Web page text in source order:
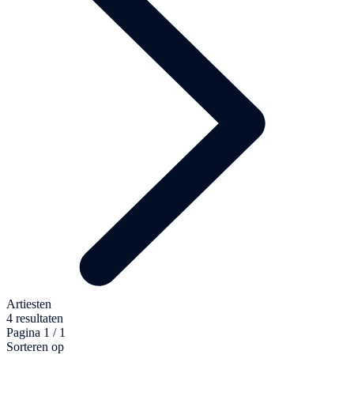
Artiesten
4 resultaten
Pagina 1 / 1
Sorteren op